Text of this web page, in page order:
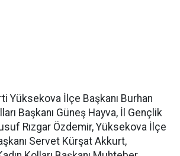
Yüksekova İlçe Başkanı Burhan
Başkanı Güneş Hayva, İl Gençlik
Rızgar Özdemir, Yüksekova İlçe
Servet Kürşat Akkurt,